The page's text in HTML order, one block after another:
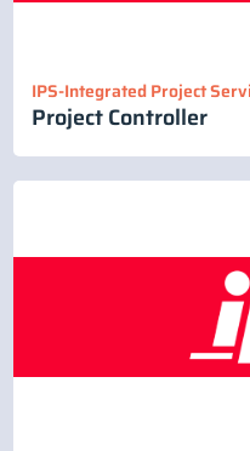
IPS-Integrated Project
Project Controller